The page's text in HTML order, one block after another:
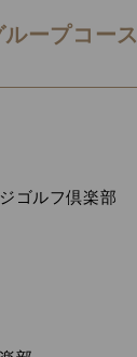
ープコース
ゴルフ倶楽部